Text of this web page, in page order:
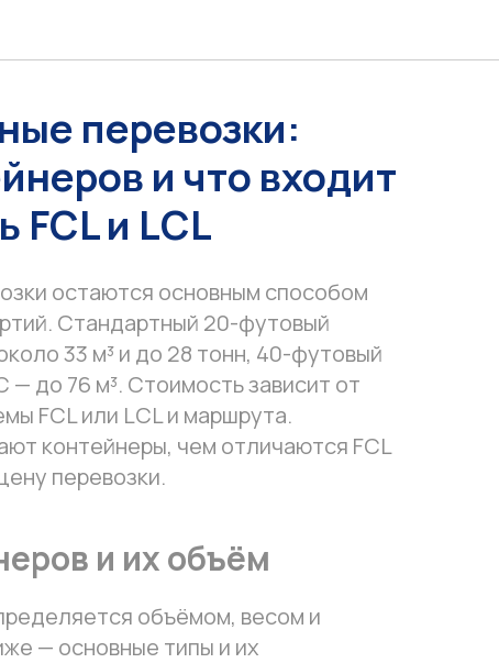
перевозки:
и что входит
FCL и LCL
остаются основным способом
Стандартный 20-футовый
33 м³ и до 28 тонн, 40-футовый
— до 76 м³. Стоимость зависит от
FCL или LCL и маршрута.
контейнеры, чем отличаются FCL
перевозки.
и их объём
объёмом, весом и
— основные типы и их